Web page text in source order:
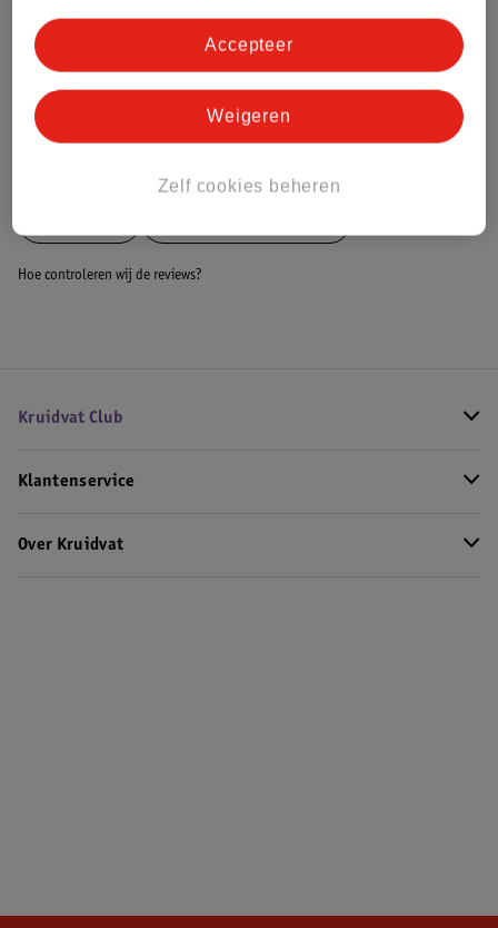
Bestel & Bezorginformatie
Hoe controleren wij de reviews?
Kruidvat Club
Klantenservice
Over Kruidvat
Zelf cookies beheren
Weigeren
Accepteer